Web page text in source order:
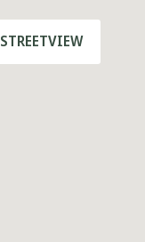
STREETVIEW